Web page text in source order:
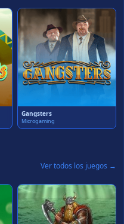
Gangsters
Microgaming
Ver todos los juegos →